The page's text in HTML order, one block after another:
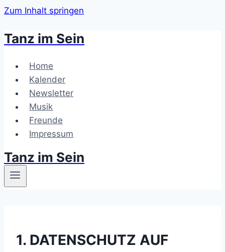
Zum Inhalt springen
Tanz im Sein
Home
Kalender
Newsletter
Musik
Freunde
Impressum
Tanz im Sein
1. DATENSCHUTZ AUF